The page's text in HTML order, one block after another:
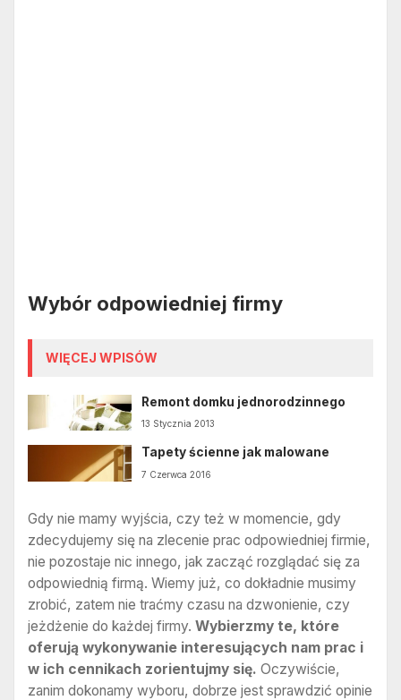
Wybór odpowiedniej firmy
WIĘCEJ WPISÓW
Remont domku jednorodzinnego
13 Stycznia 2013
Tapety ścienne jak malowane
7 Czerwca 2016
Gdy nie mamy wyjścia, czy też w momencie, gdy
zdecydujemy się na zlecenie prac odpowiedniej firmie,
nie pozostaje nic innego, jak zacząć rozglądać się za
odpowiednią firmą. Wiemy już, co dokładnie musimy
zrobić, zatem nie traćmy czasu na dzwonienie, czy
jeżdżenie do każdej firmy. Wybierzmy te, które
oferują wykonywanie interesujących nam prac i
w ich cennikach zorientujmy się. Oczywiście,
zanim dokonamy wyboru, dobrze jest sprawdzić opinie